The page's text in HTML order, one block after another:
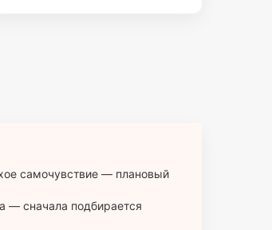
самочувствие — плановый
— сначала подбирается